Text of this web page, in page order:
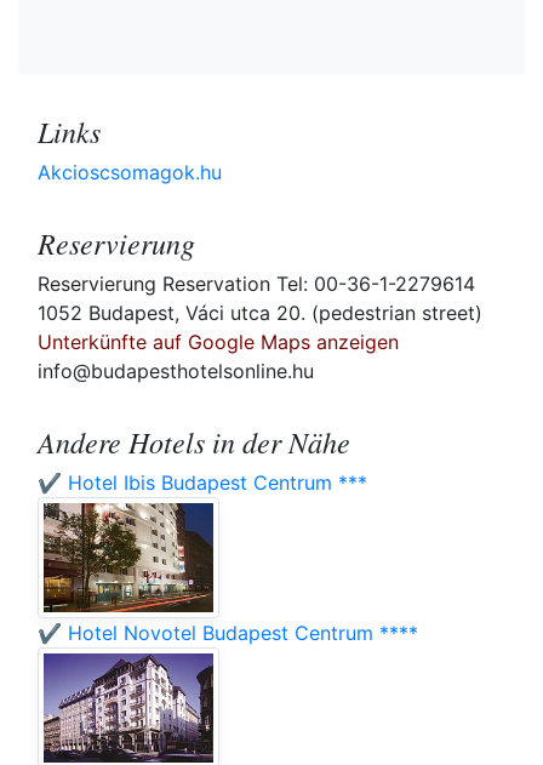
Links
Akcioscsomagok.hu
Reservierung
Reservierung Reservation Tel: 00-36-1-2279614
1052 Budapest, Váci utca 20. (pedestrian street)
Unterkünfte auf Google Maps anzeigen
info@budapesthotelsonline.hu
Andere Hotels in der Nähe
✔️ Hotel Ibis Budapest Centrum ***
✔️ Hotel Novotel Budapest Centrum ****